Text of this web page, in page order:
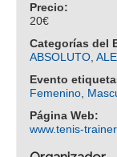
Precio:
20€
Categorías del
ABSOLUTO,
Evento
Femenino,
Página Web:
www.tenis-